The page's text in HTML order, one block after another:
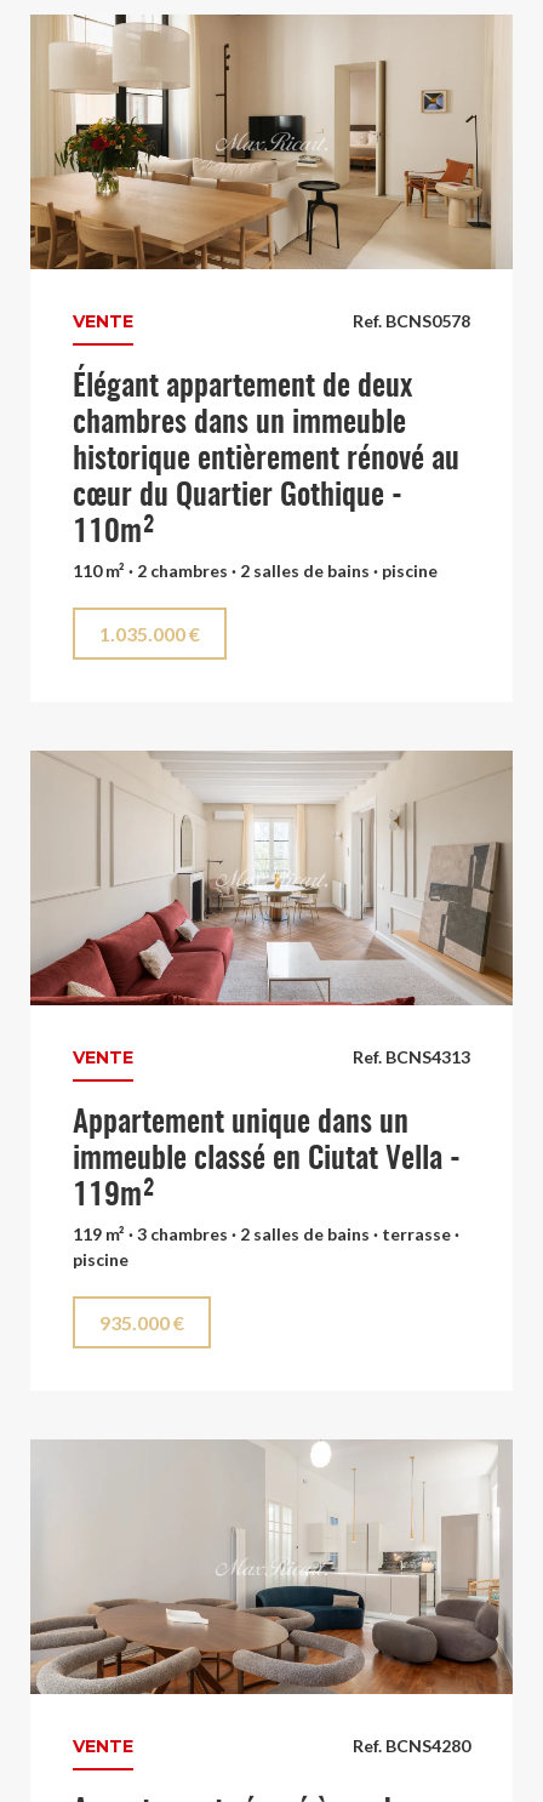
Ref. BCNS0578
VENTE
Élégant appartement de deux
chambres dans un immeuble
historique entièrement rénové au
cœur du Quartier Gothique -
110m²
110 m² · 2 chambres · 2 salles de bains · piscine
1.035.000 €
Ref. BCNS4313
VENTE
Appartement unique dans un
immeuble classé en Ciutat Vella -
119m²
119 m² · 3 chambres · 2 salles de bains · terrasse ·
piscine
935.000 €
Ref. BCNS4280
VENTE